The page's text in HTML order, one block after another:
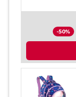
-50%